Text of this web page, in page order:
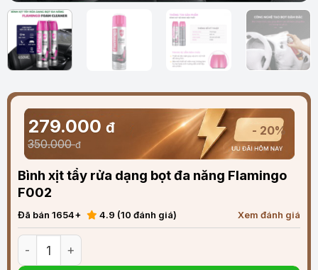
279.000 đ
350.000đ
- 20%
Bình xịt tẩy rửa dạng bọt đa năng Flamingo
F002
Đã bán 1654+ 4.9 (10 đánh giá) Xem đánh giá
Bình xịt tẩy rửa dạng bọt đa năng Flamingo F002 số lượng